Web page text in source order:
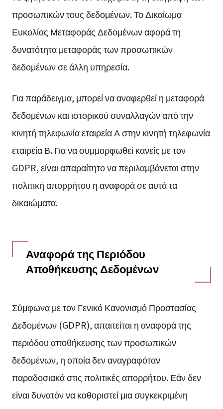
προσωπικών τους δεδομένων. Το Δικαίωμα
Ευκολίας Μεταφοράς Δεδομένων αφορά τη
δυνατότητα μεταφοράς των προσωπικών
δεδομένων σε άλλη υπηρεσία.
Για παράδειγμα, μπορεί να αναφερθεί η μεταφορά
δεδομένων και ιστορικού συναλλαγών από την
κινητή τηλεφωνία εταιρεία Α στην κινητή τηλεφωνία
εταιρεία Β. Για να συμμορφωθεί κανείς με τον
GDPR, είναι απαραίτητο να περιλαμβάνεται στην
πολιτική απορρήτου η αναφορά σε αυτά τα
δικαιώματα.
Αναφορά της Περιόδου
Αποθήκευσης Δεδομένων
Σύμφωνα με τον Γενικό Κανονισμό Προστασίας
Δεδομένων (GDPR), απαιτείται η αναφορά της
περιόδου αποθήκευσης των προσωπικών
δεδομένων, η οποία δεν αναγραφόταν
παραδοσιακά στις πολιτικές απορρήτου. Εάν δεν
είναι δυνατόν να καθοριστεί μια συγκεκριμένη